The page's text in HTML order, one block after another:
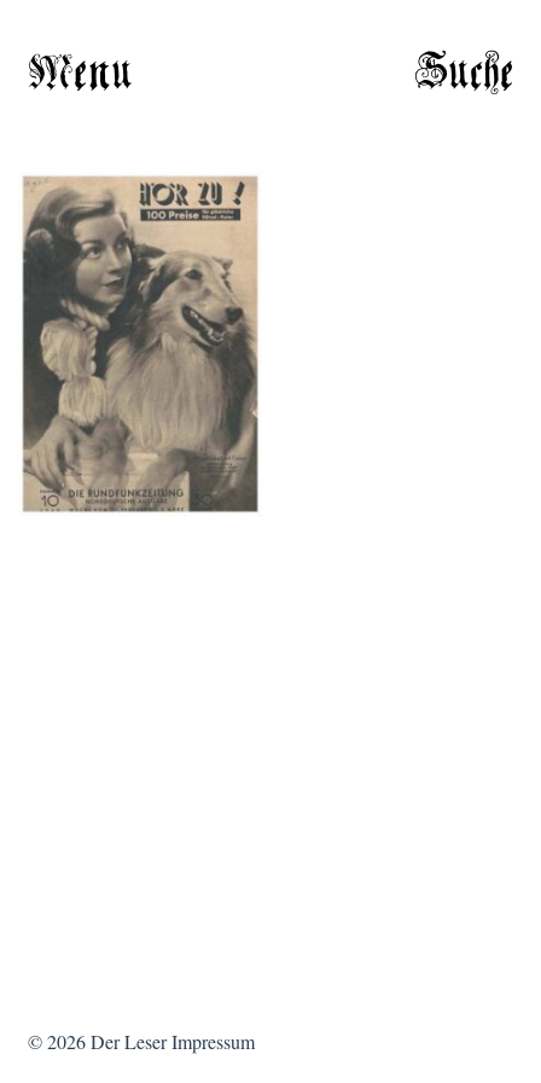
Menu Suche
HÖR ZU! – 1949,
NUMMER 10, Woche
vom 27. Februar bis 05.
März
© 2026Der Leser Impressum